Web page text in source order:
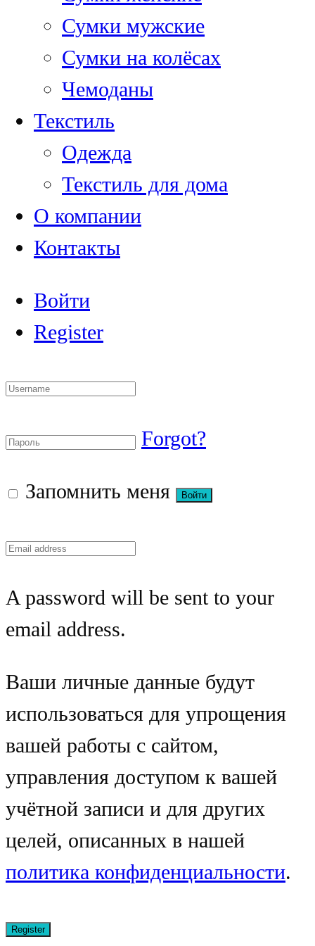
Сумки мужские
Сумки на колёсах
Чемоданы
Текстиль
Одежда
Текстиль для дома
О компании
Контакты
Войти
Register
Forgot?
Запомнить меня
A password will be sent to your
email address.
Ваши личные данные будут
использоваться для упрощения
вашей работы с сайтом,
управления доступом к вашей
учётной записи и для других
целей, описанных в нашей
политика конфиденциальности.